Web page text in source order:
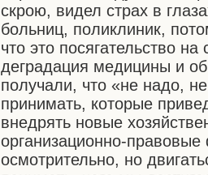
скрою, видел страх в
больниц, поликлиник,
что это посягательство
деградация медицины и
получали, что «не надо,
принимать, которые
внедрять новые
организационно-
осмотрительно, но